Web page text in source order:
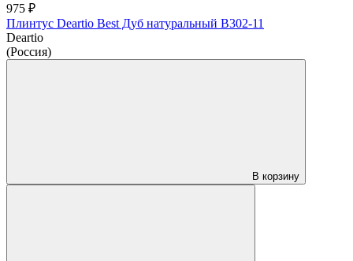
975 ₽
Плинтус Deartio Best Дуб натуральный B302-11
Deartio
(Россия)
В корзину